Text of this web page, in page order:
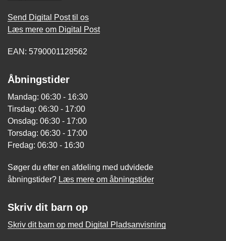
Send Digital Post til os
Læs mere om Digital Post
EAN: 5790001128562
Åbningstider
Mandag: 06:30 - 16:30
Tirsdag: 06:30 - 17:00
Onsdag: 06:30 - 17:00
Torsdag: 06:30 - 17:00
Fredag: 06:30 - 16:30
Søger du efter en afdeling med udvidede
åbningstider? Læs mere om åbningstider
Skriv dit barn op
Skriv dit barn op med Digital Pladsanvisning